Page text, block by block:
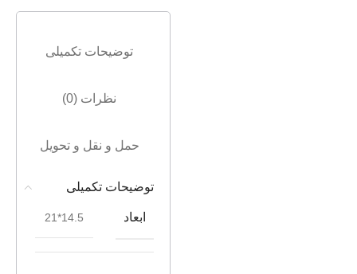
توضیحات تکمیلی
نظرات (0)
حمل و نقل و تحویل
توضیحات تکمیلی
ابعاد 14.5*21